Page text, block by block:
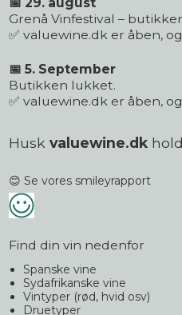
Grenå Vinfestival –
✅ valuewine.dk er åben,
📅 5. September
Butikken lukket.
✅ valuewine.dk er åben,
Husk valuewine.dk
😊 Se vores smileyrapport
Find din vin nedenfor
Spanske vine
Sydafrikanske vine
Vintyper (rød, hvid osv)
Druetyper